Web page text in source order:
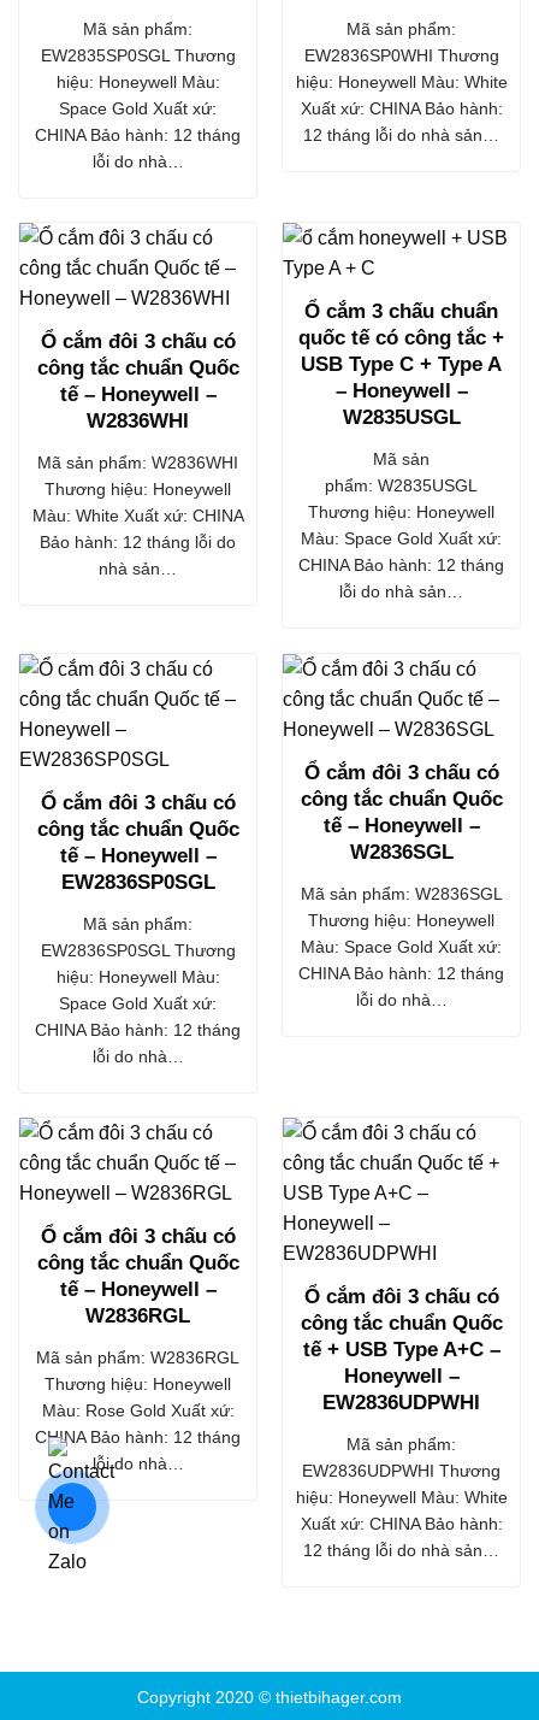
Mã sản phẩm:
EW2835SP0SGL Thương
hiệu: Honeywell Màu:
Space Gold Xuất xứ:
CHINA Bảo hành: 12 tháng
lỗi do nhà…
Mã sản phẩm:
EW2836SP0WHI Thương
hiệu: Honeywell Màu: White
Xuất xứ: CHINA Bảo hành:
12 tháng lỗi do nhà sản…
Ổ cắm đôi 3 chấu có
công tắc chuẩn Quốc
tế – Honeywell –
W2836WHI
Mã sản phẩm: W2836WHI
Thương hiệu: Honeywell
Màu: White Xuất xứ: CHINA
Bảo hành: 12 tháng lỗi do
nhà sản…
Ổ cắm 3 chấu chuẩn
quốc tế có công tắc +
USB Type C + Type A
– Honeywell –
W2835USGL
Mã sản
phẩm: W2835USGL
Thương hiệu: Honeywell
Màu: Space Gold Xuất xứ:
CHINA Bảo hành: 12 tháng
lỗi do nhà sản…
Ổ cắm đôi 3 chấu có
công tắc chuẩn Quốc
tế – Honeywell –
EW2836SP0SGL
Mã sản phẩm:
EW2836SP0SGL Thương
hiệu: Honeywell Màu:
Space Gold Xuất xứ:
CHINA Bảo hành: 12 tháng
lỗi do nhà…
Ổ cắm đôi 3 chấu có
công tắc chuẩn Quốc
tế – Honeywell –
W2836SGL
Mã sản phẩm: W2836SGL
Thương hiệu: Honeywell
Màu: Space Gold Xuất xứ:
CHINA Bảo hành: 12 tháng
lỗi do nhà…
Ổ cắm đôi 3 chấu có
công tắc chuẩn Quốc
tế – Honeywell –
W2836RGL
Mã sản phẩm: W2836RGL
Thương hiệu: Honeywell
Màu: Rose Gold Xuất xứ:
CHINA Bảo hành: 12 tháng
lỗi do nhà…
Ổ cắm đôi 3 chấu có
công tắc chuẩn Quốc
tế + USB Type A+C –
Honeywell –
EW2836UDPWHI
Mã sản phẩm:
EW2836UDPWHI Thương
hiệu: Honeywell Màu: White
Xuất xứ: CHINA Bảo hành:
12 tháng lỗi do nhà sản…
Copyright 2020 © thietbihager.com